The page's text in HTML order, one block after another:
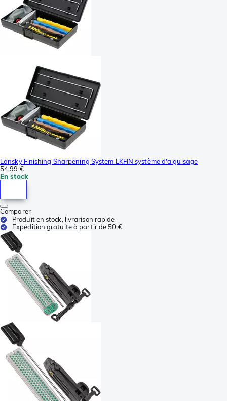
Lansky Finishing Sharpening System LKFIN système d'aiguisage
54,99 €
En stock
Comparer
Produit en stock, livrarison rapide
Expédition gratuite à partir de 50 €